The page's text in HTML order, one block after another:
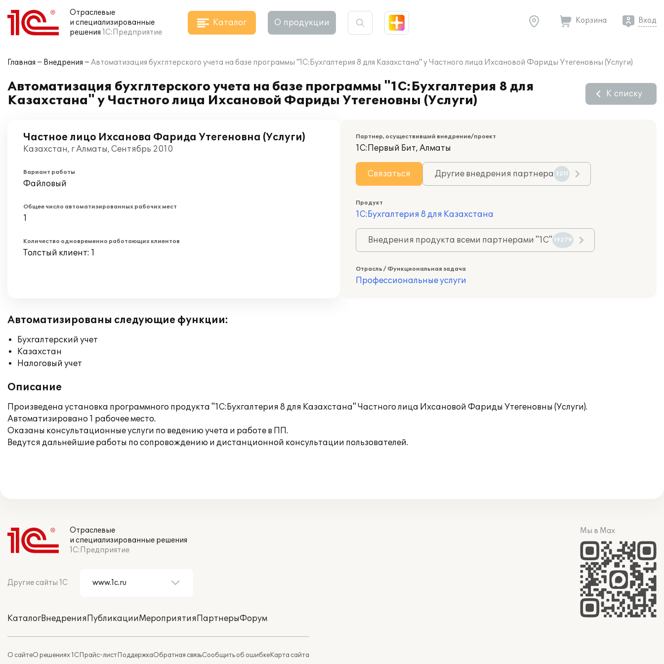
Отраслевые
и специализированные
решения 1С:Предприятие
Каталог О продукции Корзина Вход
Главная Внедрения Автоматизация бухглтерского учета на базе программы "1С:Бухгалтерия 8 для Казахстана" у Частного лица Ихсановой Фариды Утегеновны (Услуги)
Автоматизация бухглтерского учета на базе программы "1С:Бухгалтерия 8 для
Казахстана" у Частного лица Ихсановой Фариды Утегеновны (Услуги)
К списку
Частное лицо Ихсанова Фарида Утегеновна (Услуги)
Казахстан, г Алматы, Сентябрь 2010
Вариант работы
Файловый
Общее число автоматизированных рабочих мест
1
Количество одновременно работающих клиентов
Толстый клиент: 1
Партнер, осуществивший внедрение/проект
1С:Первый Бит, Алматы
Связаться Другие внедрения партнера 3211
Продукт
1С:Бухгалтерия 8 для Казахстана
Внедрения продукта всеми партнерами "1С" 19279
Отрасль / Функциональная задача
Профессиональные услуги
Автоматизированы следующие функции:
Бухгалтерский учет
Казахстан
Налоговый учет
Описание
Произведена установка программного продукта "1С:Бухгалтерия 8 для Казахстана" Частного лица Ихсановой Фариды Утегеновны (Услуги).
Автоматизировано 1 рабочее место.
Оказаны консультационные услуги по ведению учета и работе в ПП.
Ведутся дальнейшие работы по сопровождению и дистанционной консультации пользователей.
Отраслевые
и специализированные решения
1С:Предприятие
Другие сайты 1С
КаталогВнедренияПубликацииМероприятияПартнерыФорум
О сайтеО решениях 1СПрайс-листПоддержкаОбратная связьСообщить об ошибкеКарта сайта
Мы в Max